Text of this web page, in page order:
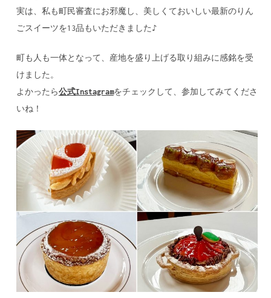
実は、私も町民審査にお邪魔し、美しくておいしい最新のりん
ごスイーツを13品もいただきました♪
町も人も一体となって、産地を盛り上げる取り組みに感銘を受
けました。
よかったら公式Instagramをチェックして、参加してみてくださ
いね！